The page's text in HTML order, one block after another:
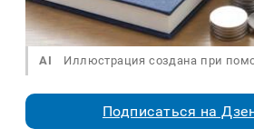
AI Иллюстрация создана при
Подписаться на